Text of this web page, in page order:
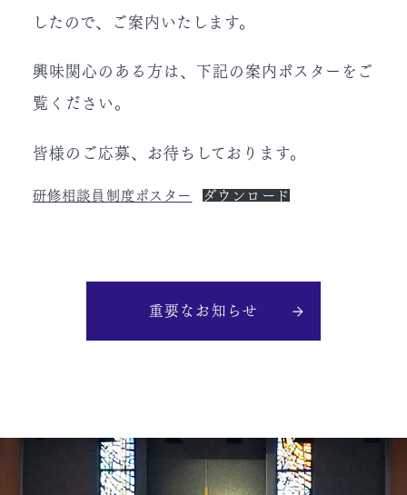
したので、ご案内いたします。
興味関心のある方は、下記の案内ポスターをご
覧ください。
皆様のご応募、お待ちしております。
研修相談員制度ポスター ダウンロード
重要なお知らせ